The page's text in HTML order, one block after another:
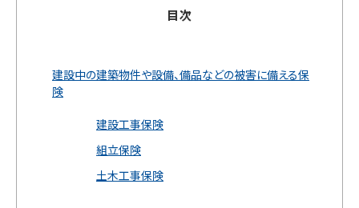
目次
建設中の建築物件や設備、備品などの被害に備える保
険
建設工事保険
組立保険
土木工事保険